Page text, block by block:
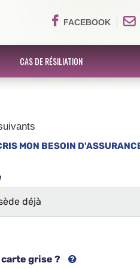
FACEBOOK
CAS DE RÉSILIATION